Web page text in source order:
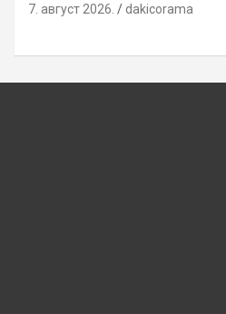
7. август 2026. dakicorama